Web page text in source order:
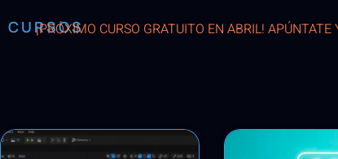
CURSOS
¡PRÓXIMO CURSO GRATUITO EN ABRIL!